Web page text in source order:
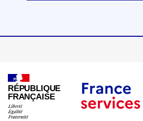
RÉPUBLIQUE
FRANÇAISE